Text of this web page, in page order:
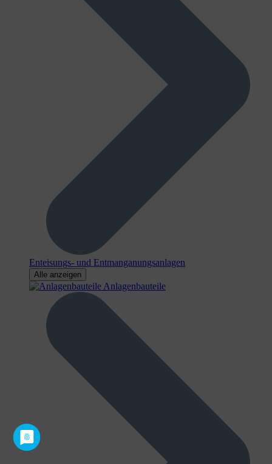
Enteisungs- und Entmanganungsanlagen
Alle anzeigen
Anlagenbauteile